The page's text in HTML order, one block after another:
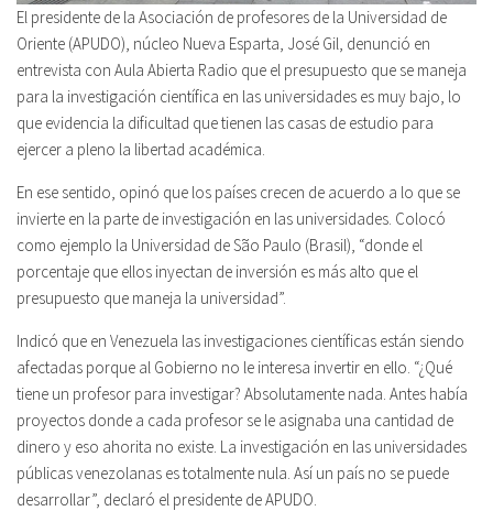
El presidente de la Asociación de profesores de la Universidad de
Oriente (APUDO), núcleo Nueva Esparta, José Gil, denunció en
entrevista con Aula Abierta Radio que el presupuesto que se maneja
para la investigación científica en las universidades es muy bajo, lo
que evidencia la dificultad que tienen las casas de estudio para
ejercer a pleno la libertad académica.
En ese sentido, opinó que los países crecen de acuerdo a lo que se
invierte en la parte de investigación en las universidades. Colocó
como ejemplo la Universidad de São Paulo (Brasil), “donde el
porcentaje que ellos inyectan de inversión es más alto que el
presupuesto que maneja la universidad”.
Indicó que en Venezuela las investigaciones científicas están siendo
afectadas porque al Gobierno no le interesa invertir en ello. “¿Qué
tiene un profesor para investigar? Absolutamente nada. Antes había
proyectos donde a cada profesor se le asignaba una cantidad de
dinero y eso ahorita no existe. La investigación en las universidades
públicas venezolanas es totalmente nula. Así un país no se puede
desarrollar”, declaró el presidente de APUDO.